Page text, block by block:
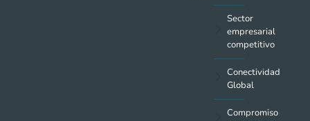
Sector
empresarial
competitivo
Conectividad
Global
Compromiso